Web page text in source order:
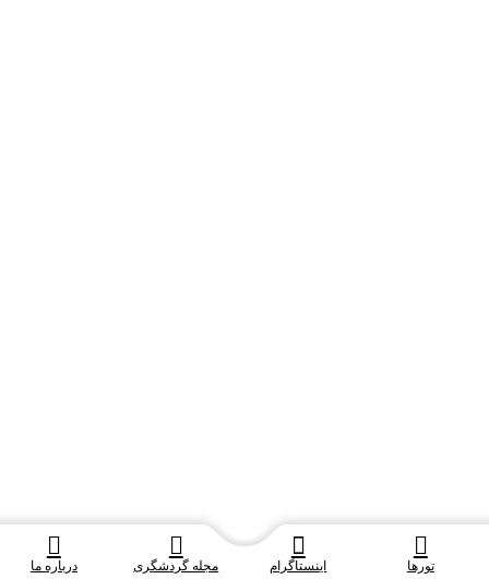
تورها اینستاگرام مجله گردشگری درباره ما